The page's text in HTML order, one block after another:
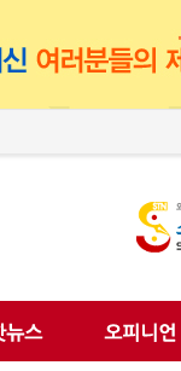
'맞손'
활력 되찾는다...